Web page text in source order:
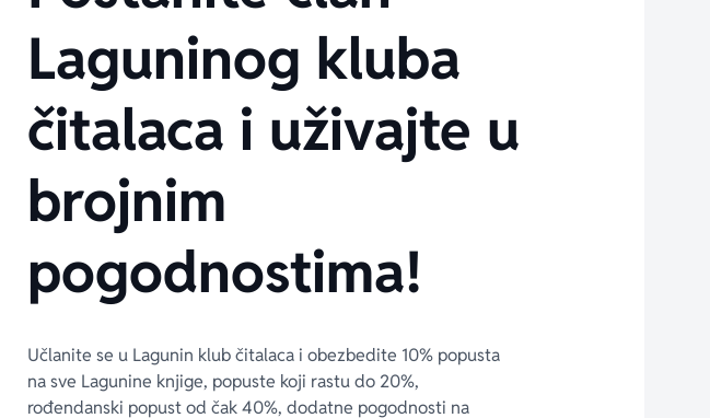
Laguninog kluba
čitalaca i uživajte u
brojnim
pogodnostima!
Učlanite se u Lagunin klub čitalaca i obezbedite 10% popusta
na sve Lagunine knjige, popuste koji rastu do 20%,
rođendanski popust od čak 40%, dodatne pogodnosti na